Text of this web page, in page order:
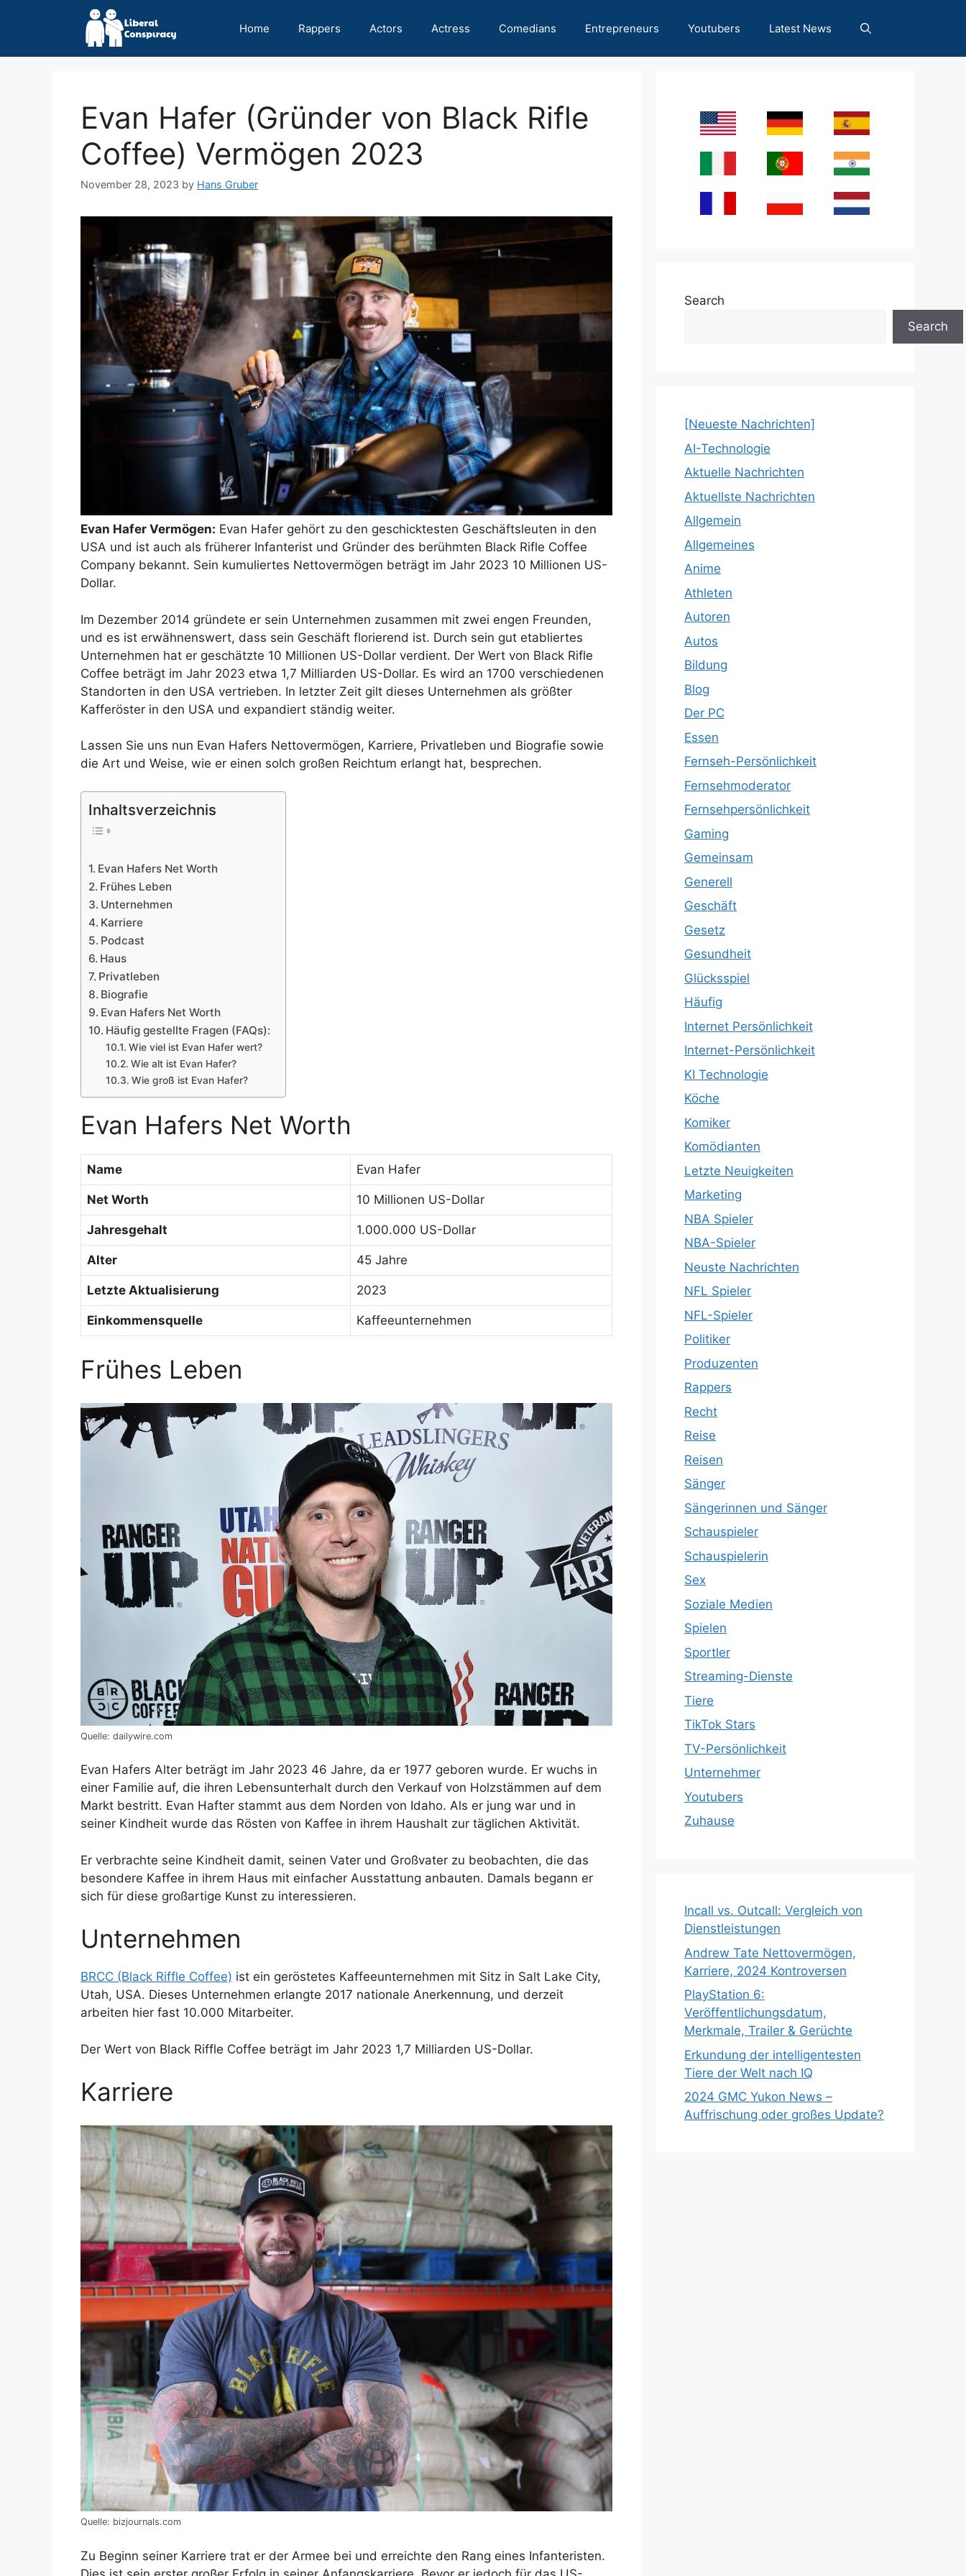
Home Rappers Actors Actress Comedians Entrepreneurs Youtubers Latest News
Evan Hafer (Gründer von Black Rifle
Coffee) Vermögen 2023
November 28, 2023 by Hans Gruber
Evan Hafer Vermögen: Evan Hafer gehört zu den geschicktesten Geschäftsleuten in den
USA und ist auch als früherer Infanterist und Gründer des berühmten Black Rifle Coffee
Company bekannt. Sein kumuliertes Nettovermögen beträgt im Jahr 2023 10 Millionen US-
Dollar.
Im Dezember 2014 gründete er sein Unternehmen zusammen mit zwei engen Freunden,
und es ist erwähnenswert, dass sein Geschäft florierend ist. Durch sein gut etabliertes
Unternehmen hat er geschätzte 10 Millionen US-Dollar verdient. Der Wert von Black Rifle
Coffee beträgt im Jahr 2023 etwa 1,7 Milliarden US-Dollar. Es wird an 1700 verschiedenen
Standorten in den USA vertrieben. In letzter Zeit gilt dieses Unternehmen als größter
Kafferöster in den USA und expandiert ständig weiter.
Lassen Sie uns nun Evan Hafers Nettovermögen, Karriere, Privatleben und Biografie sowie
die Art und Weise, wie er einen solch großen Reichtum erlangt hat, besprechen.
Inhaltsverzeichnis
Evan Hafers Net Worth
Frühes Leben
Unternehmen
Karriere
Podcast
Haus
Privatleben
Biografie
Evan Hafers Net Worth
Häufig gestellte Fragen (FAQs):
Wie viel ist Evan Hafer wert?
Wie alt ist Evan Hafer?
Wie groß ist Evan Hafer?
Evan Hafers Net Worth
Name Evan Hafer
Net Worth 10 Millionen US-Dollar
Jahresgehalt 1.000.000 US-Dollar
Alter 45 Jahre
Letzte Aktualisierung 2023
Einkommensquelle Kaffeeunternehmen
Frühes Leben
Quelle: dailywire.com
Evan Hafers Alter beträgt im Jahr 2023 46 Jahre, da er 1977 geboren wurde. Er wuchs in
einer Familie auf, die ihren Lebensunterhalt durch den Verkauf von Holzstämmen auf dem
Markt bestritt. Evan Hafter stammt aus dem Norden von Idaho. Als er jung war und in
seiner Kindheit wurde das Rösten von Kaffee in ihrem Haushalt zur täglichen Aktivität.
Er verbrachte seine Kindheit damit, seinen Vater und Großvater zu beobachten, die das
besondere Kaffee in ihrem Haus mit einfacher Ausstattung anbauten. Damals begann er
sich für diese großartige Kunst zu interessieren.
Unternehmen
BRCC (Black Riffle Coffee) ist ein geröstetes Kaffeeunternehmen mit Sitz in Salt Lake City,
Utah, USA. Dieses Unternehmen erlangte 2017 nationale Anerkennung, und derzeit
arbeiten hier fast 10.000 Mitarbeiter.
Der Wert von Black Riffle Coffee beträgt im Jahr 2023 1,7 Milliarden US-Dollar.
Karriere
Quelle: bizjournals.com
Zu Beginn seiner Karriere trat er der Armee bei und erreichte den Rang eines Infanteristen.
Search
Search
[Neueste Nachrichten]
AI-Technologie
Aktuelle Nachrichten
Aktuellste Nachrichten
Allgemein
Allgemeines
Anime
Athleten
Autoren
Autos
Bildung
Blog
Der PC
Essen
Fernseh-Persönlichkeit
Fernsehmoderator
Fernsehpersönlichkeit
Gaming
Gemeinsam
Generell
Geschäft
Gesetz
Gesundheit
Glücksspiel
Häufig
Internet Persönlichkeit
Internet-Persönlichkeit
KI Technologie
Köche
Komiker
Komödianten
Letzte Neuigkeiten
Marketing
NBA Spieler
NBA-Spieler
Neuste Nachrichten
NFL Spieler
NFL-Spieler
Politiker
Produzenten
Rappers
Recht
Reise
Reisen
Sänger
Sängerinnen und Sänger
Schauspieler
Schauspielerin
Sex
Soziale Medien
Spielen
Sportler
Streaming-Dienste
Tiere
TikTok Stars
TV-Persönlichkeit
Unternehmer
Youtubers
Zuhause
Incall vs. Outcall: Vergleich von
Dienstleistungen
Andrew Tate Nettovermögen,
Karriere, 2024 Kontroversen
PlayStation 6:
Veröffentlichungsdatum,
Merkmale, Trailer & Gerüchte
Erkundung der intelligentesten
Tiere der Welt nach IQ
2024 GMC Yukon News –
Auffrischung oder großes Update?